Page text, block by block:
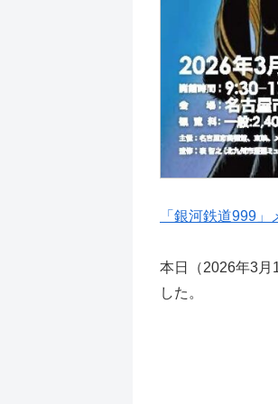
「銀河鉄道999
本日（2026年3月
した。